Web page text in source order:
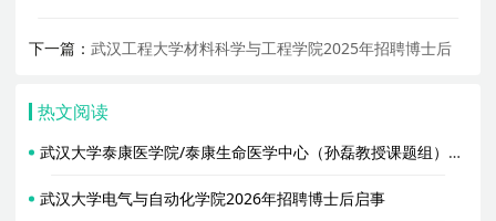
下一篇：武汉工程大学材料科学与工程学院2025年招聘博士后
热文阅读
武汉大学泰康医学院/泰康生命医学中心（孙磊教授课题组）2026年招聘博士后启事
武汉大学电气与自动化学院2026年招聘博士后启事